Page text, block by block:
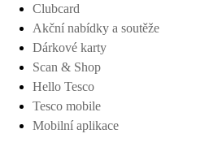
Clubcard
Akční nabídky a soutěže
Dárkové karty
Scan & Shop
Hello Tesco
Tesco mobile
Mobilní aplikace